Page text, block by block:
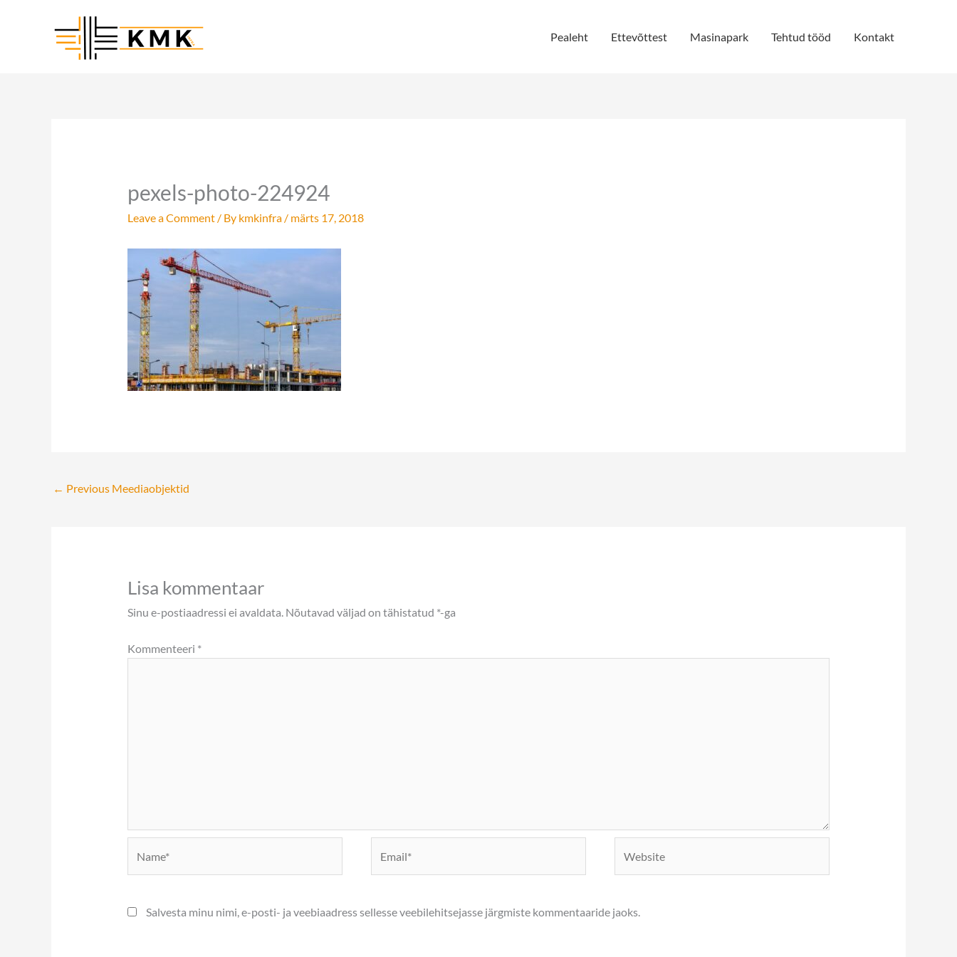
Pealeht Ettevõttest Masinapark Tehtud tööd Kontakt
pexels-photo-224924
Leave a Comment / By kmkinfra / märts 17, 2018
← Previous Meediaobjektid
Lisa kommentaar
Sinu e-postiaadressi ei avaldata. Nõutavad väljad on tähistatud *-ga
Kommenteeri *
Salvesta minu nimi, e-posti- ja veebiaadress sellesse veebilehitsejasse järgmiste kommentaaride jaoks.